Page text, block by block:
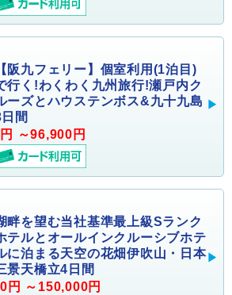
【阪九フェリー】個室利用(1泊目)
行く!わくわく九州旅行!瀬戸内ク
ーズとハウステンボス&九十九島
間
～96,900円
畔を望む当社基準最上級Sランク
テルとオールインクルーシブホテ
に泊まる天空の花畑伊吹山・日本
景天橋立4日間
円 ～150,000円